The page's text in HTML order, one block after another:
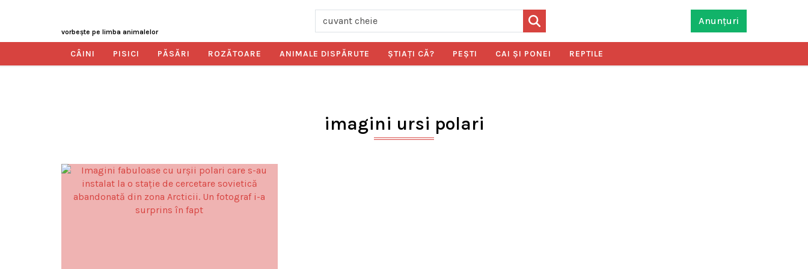
vorbeşte pe limba animalelor
Anunțuri
CÂINI PISICI PĂSĂRI ROZĂTOARE ANIMALE DISPĂRUTE ŞTIAŢI CĂ? PEŞTI CAI ŞI PONEI REPTILE
imagini ursi polari